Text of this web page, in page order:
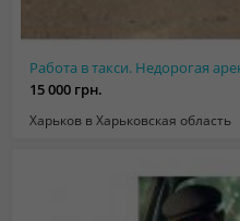
Работа в такси. Недорогая
15 000 грн.
Харьков в Харьковская область